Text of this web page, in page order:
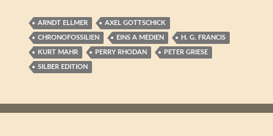
ARNDT ELLMER AXEL GOTTSCHICK
CHRONOFOSSILIEN EINS A MEDIEN H. G. FRANCIS
KURT MAHR PERRY RHODAN PETER GRIESE
SILBER EDITION